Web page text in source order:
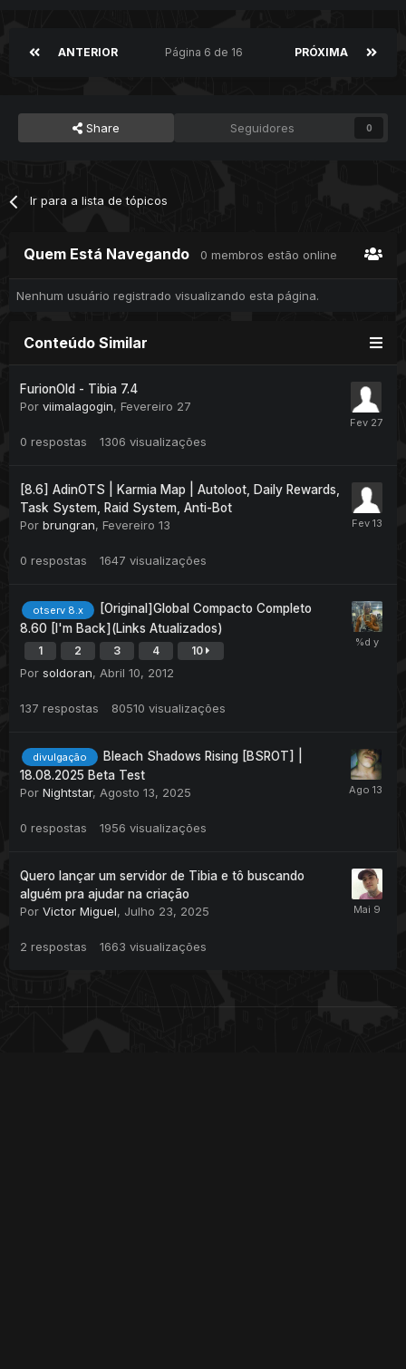
ANTERIOR PRÓXIMA
Página 6 de 16
Share Seguidores 0
Ir para a lista de tópicos
Quem Está Navegando 0 membros estão online
Nenhum usuário registrado visualizando esta página.
Conteúdo Similar
FurionOld - Tibia 7.4
Por viimalagogin, Fevereiro 27
0 respostas 1306 visualizações
[8.6] AdinOTS | Karmia Map | Autoloot, Daily Rewards,
Task System, Raid System, Anti-Bot
Por brungran, Fevereiro 13
0 respostas 1647 visualizações
otserv 8.x
[Original]Global Compacto Completo
8.60 [I'm Back](Links Atualizados)
1 2 3 4 10
Por soldoran, Abril 10, 2012
137 respostas 80510 visualizações
divulgação
Bleach Shadows Rising [BSROT] |
18.08.2025 Beta Test
Por Nightstar, Agosto 13, 2025
0 respostas 1956 visualizações
Quero lançar um servidor de Tibia e tô buscando
alguém pra ajudar na criação
Por Victor Miguel, Julho 23, 2025
2 respostas 1663 visualizações